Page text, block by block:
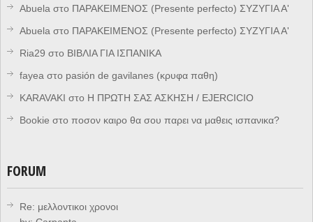
Abuelaστο ΠΑΡΑΚΕΙΜΕΝΟΣ (Presente perfecto) ΣΥΖΥΓΙΑ Α'
Abuelaστο ΠΑΡΑΚΕΙΜΕΝΟΣ (Presente perfecto) ΣΥΖΥΓΙΑ Α'
Ria29 στο ΒΙΒΛΙΑ ΓΙΑ ΙΣΠΑΝΙΚΑ
fayeaστο pasión de gavilanes (κρυφα παθη)
KARAVAKI στο Η ΠΡΩΤΗ ΣΑΣ ΑΣΚΗΣΗ / EJERCICIO
Bookie στο ποσον καιρο θα σου παρει να μαθεις ισπανικα?
FORUM
Re: μελλοντικοι χρονοι